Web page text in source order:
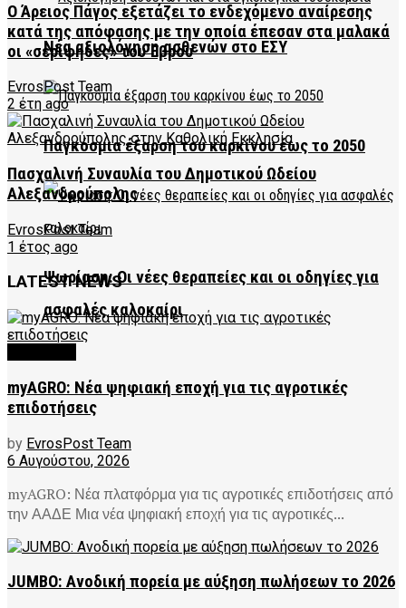
Νέα αξιολόγηση ασθενών στο ΕΣΥ
Παγκόσμια έξαρση του καρκίνου έως το 2050
Ψωρίαση: Οι νέες θεραπείες και οι οδηγίες για
ασφαλές καλοκαίρι
Ο Άρειος Πάγος εξετάζει το ενδεχόμενο αναίρεσης
κατά της απόφασης με την οποία έπεσαν στα μαλακά
οι «σερίφηδες» του Έβρου
EvrosPost Team
2 έτη ago
Πασχαλινή Συναυλία του Δημοτικού Ωδείου
Αλεξανδρούπολης
EvrosPost Team
1 έτος ago
LATEST NEWS
myAGRO: Νέα ψηφιακή εποχή για τις αγροτικές
επιδοτήσεις
by EvrosPost Team
6 Αυγούστου, 2026
myAGRO: Νέα πλατφόρμα για τις αγροτικές επιδοτήσεις από
την ΑΑΔΕ Μια νέα ψηφιακή εποχή για τις αγροτικές...
JUMBO: Ανοδική πορεία με αύξηση πωλήσεων το 2026